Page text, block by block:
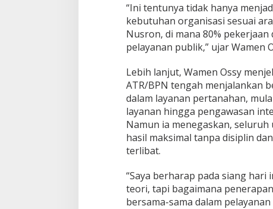
a
n
K
o
p
s
i
d
n
P
i
a
k
“Ini tentunya tidak hanya
kebutuhan organisasi sesuai
Nusron, di mana 80%
pelayanan publik,” ujar Wamen
Lebih lanjut, Wamen Ossy
ATR/BPN tengah menjalankan
dalam layanan pertanahan,
layanan hingga pengawasan
Namun ia menegaskan,
hasil maksimal tanpa disiplin
terlibat.
“Saya berharap pada siang
teori, tapi bagaimana
bersama-sama dalam